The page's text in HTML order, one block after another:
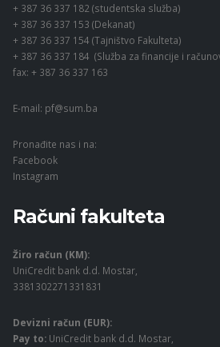
+ 387 36 337 182 (studentska služba)
+ 387 36 337 153 (Dekanat)
+ 387 36 337 154 (Tajništvo Fakulteta)
+ 387 36 337 184 (Služba za financije i
fax: + 387 36 337 163
E-mail: pf@sum.ba
Pronađite nas i na:
Facebook
Instagram
Računi fakulteta
Žiro račun (KM):
UniCredit bank d.d. Mostar,
3381302271331831
Devizni račun (EUR):
Pay to: UniCredit bank d.d. Mostar,